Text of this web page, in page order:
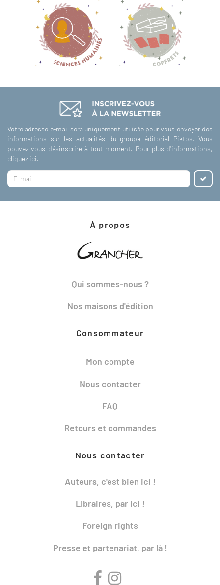
Votre adresse e-mail sera uniquement utilisée pour vous envoyer des
informations sur les actualités du groupe éditorial Piktos. Vous
pouvez vous désinscrire à tout moment. Pour plus d'informations,
cliquez ici.
À propos
Qui sommes-nous ?
Nos maisons d'édition
Consommateur
Mon compte
Nous contacter
FAQ
Retours et commandes
Nous contacter
Auteurs, c'est bien ici !
Libraires, par ici !
Foreign rights
Presse et partenariat, par là !